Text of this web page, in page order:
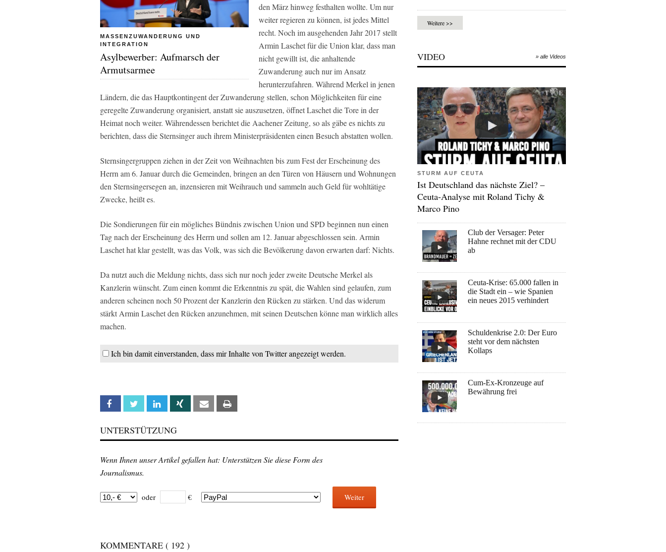
MASSENZUWANDERUNG UND
INTEGRATION
Asyl­bewerber: Aufmarsch der
Armutsarmee
den März hinweg festhalten wollte. Um nur
weiter regieren zu können, ist jedes Mittel
recht. Noch im ausgehenden Jahr 2017 stellt
Armin Laschet für die Union klar, dass man
nicht gewillt ist, die anhaltende
Zuwanderung auch nur im Ansatz
herunterzufahren. Während Merkel in jenen
Ländern, die das Hauptkontingent der Zuwanderung stellen, schon Möglichkeiten für eine
geregelte Zuwanderung organisiert, anstatt sie auszusetzen, öffnet Laschet die Tore in der
Heimat noch weiter. Währendessen berichtet die Aachener Zeitung, so als gäbe es nichts zu
berichten, dass die Sternsinger auch ihrem Ministerpräsidenten einen Besuch abstatten wollen.
Sternsingergruppen ziehen in der Zeit von Weihnachten bis zum Fest der Erscheinung des
Herrn am 6. Januar durch die Gemeinden, bringen an den Türen von Häusern und Wohnungen
den Sternsingersegen an, inzensieren mit Weihrauch und sammeln auch Geld für wohltätige
Zwecke, heißt es.
Die Sondierungen für ein mögliches Bündnis zwischen Union und SPD beginnen nun einen
Tag nach der Erscheinung des Herrn und sollen am 12. Januar abgeschlossen sein. Armin
Laschet hat klar gestellt, was das Volk, was sich die Bevölkerung davon erwarten darf: Nichts.
Da nutzt auch die Meldung nichts, dass sich nur noch jeder zweite Deutsche Merkel als
Kanzlerin wünscht. Zum einen kommt die Erkenntnis zu spät, die Wahlen sind gelaufen, zum
anderen scheinen noch 50 Prozent der Kanzlerin den Rücken zu stärken. Und das widerum
stärkt Armin Laschet den Rücken anzunehmen, mit seinen Deutschen könne man wirklich alles
machen.
Ich bin damit einverstanden, dass mir Inhalte von Twitter angezeigt werden.
Facebook Twitter Linkedin Xing Email
UNTERSTÜTZUNG
Wenn Ihnen unser Artikel gefallen hat: Unterstützen Sie diese Form des
Journalismus.
oder € Weiter
KOMMENTARE ( 192 )
Weitere >>
VIDEO » alle Videos
STURM AUF CEUTA
Ist Deutschland das nächste Ziel? –
Ceuta-Analyse mit Roland Tichy &
Marco Pino
Club der Versager: Peter
Hahne rechnet mit der CDU
ab
Ceuta-Krise: 65.000 fallen in
die Stadt ein – wie Spanien
ein neues 2015 verhindert
Schuldenkrise 2.0: Der Euro
steht vor dem nächsten
Kollaps
Cum-Ex-Kronzeuge auf
Bewährung frei